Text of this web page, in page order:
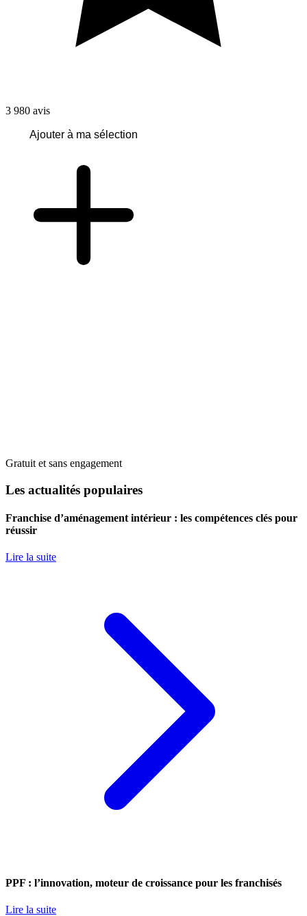
3 980 avis
Ajouter à ma sélection
Gratuit et sans engagement
Les actualités populaires
Franchise d’aménagement intérieur : les compétences clés pour
réussir
Lire la suite
PPF : l’innovation, moteur de croissance pour les franchisés
Lire la suite